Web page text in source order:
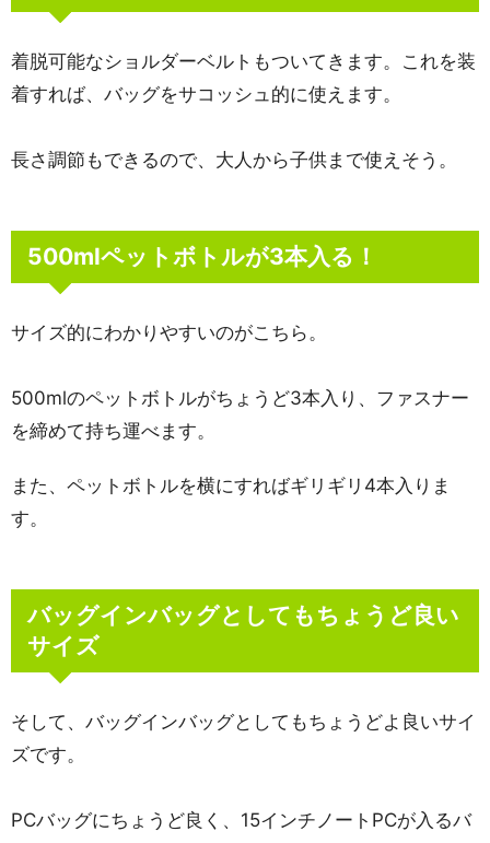
着脱可能なショルダーベルトもついてきます。これを装
着すれば、バッグをサコッシュ的に使えます。
長さ調節もできるので、大人から子供まで使えそう。
500mlペットボトルが3本入る！
サイズ的にわかりやすいのがこちら。
500mlのペットボトルがちょうど3本入り、ファスナー
を締めて持ち運べます。
また、ペットボトルを横にすればギリギリ4本入りま
す。
バッグインバッグとしてもちょうど良い
サイズ
そして、バッグインバッグとしてもちょうどよ良いサイ
ズです。
PCバッグにちょうど良く、15インチノートPCが入るバ